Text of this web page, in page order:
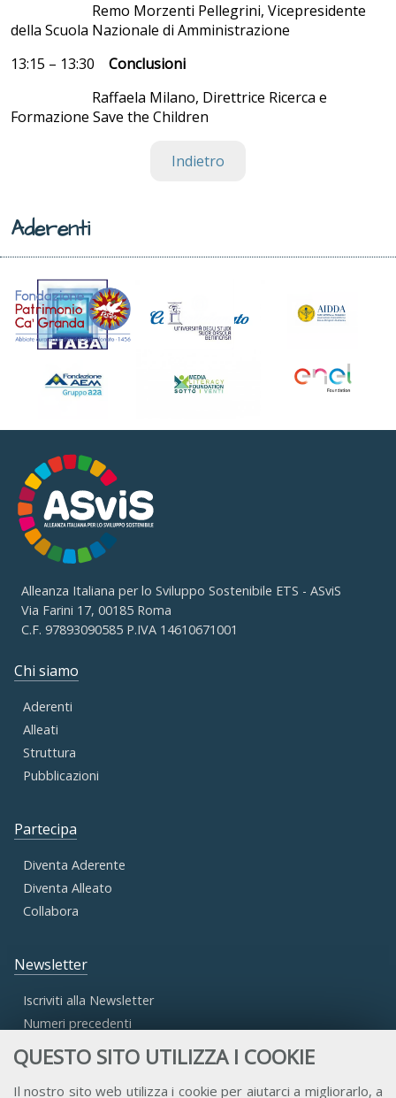
QUESTO SITO UTILIZZA I COOKIE
Il nostro sito web utilizza i cookie per aiutarci a migliorarlo, a
Remo Morzenti Pellegrini, Vicepresidente
della Scuola Nazionale di Amministrazione
13:15 – 13:30 Conclusioni
Raffaela Milano, Direttrice Ricerca e
Formazione Save the Children
Indietro
Aderenti
Alleanza Italiana per lo Sviluppo Sostenibile ETS - ASviS
Via Farini 17, 00185 Roma
C.F. 97893090585 P.IVA 14610671001
Chi siamo
Aderenti
Alleati
Struttura
Pubblicazioni
Partecipa
Diventa Aderente
Diventa Alleato
Collabora
Newsletter
Iscriviti alla Newsletter
Numeri precedenti